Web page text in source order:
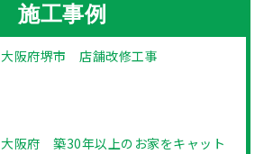
施工事例
大阪府堺市 店舗改修工事
大阪府 築30年以上のお家をキャット